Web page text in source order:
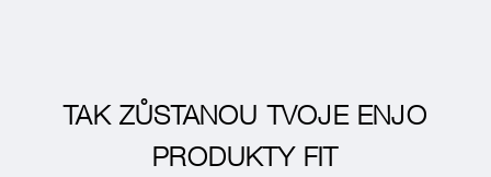
TAK ZŮSTANOU TVOJE ENJO
PRODUKTY FIT